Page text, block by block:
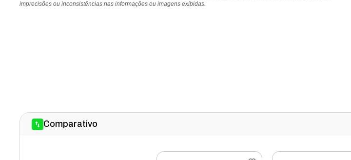
imprecisões ou inconsistências nas informações ou imagens exibidas.
Comparativo